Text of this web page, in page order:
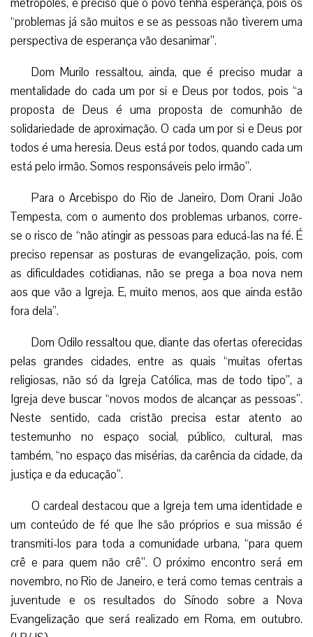
“problemas já são muitos e se as pessoas não tiverem uma
perspectiva de esperança vão desanimar”.
Dom Murilo ressaltou, ainda, que é preciso mudar a
mentalidade do cada um por si e Deus por todos, pois “a
proposta de Deus é uma proposta de comunhão de
solidariedade de aproximação. O cada um por si e Deus por
todos é uma heresia. Deus está por todos, quando cada um
está pelo irmão. Somos responsáveis pelo irmão”.
Para o Arcebispo do Rio de Janeiro, Dom Orani João
Tempesta, com o aumento dos problemas urbanos, corre-
se o risco de “não atingir as pessoas para educá-las na fé. É
preciso repensar as posturas de evangelização, pois, com
as dificuldades cotidianas, não se prega a boa nova nem
aos que vão a Igreja. E, muito menos, aos que ainda estão
fora dela”.
Dom Odilo ressaltou que, diante das ofertas oferecidas
pelas grandes cidades, entre as quais “muitas ofertas
religiosas, não só da Igreja Católica, mas de todo tipo”, a
Igreja deve buscar “novos modos de alcançar as pessoas”.
Neste sentido, cada cristão precisa estar atento ao
testemunho no espaço social, público, cultural, mas
também, “no espaço das misérias, da carência da cidade, da
justiça e da educação”.
O cardeal destacou que a Igreja tem uma identidade e
um conteúdo de fé que lhe são próprios e sua missão é
transmiti-los para toda a comunidade urbana, “para quem
crê e para quem não crê”. O próximo encontro será em
novembro, no Rio de Janeiro, e terá como temas centrais a
juventude e os resultados do Sínodo sobre a Nova
Evangelização que será realizado em Roma, em outubro.